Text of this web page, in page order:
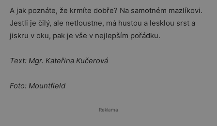
A jak poznáte, že krmíte dobře? Na samotném mazlíkovi.
Jestli je čilý, ale netloustne, má hustou a lesklou srst a
jiskru v oku, pak je vše v nejlepším pořádku.
Text: Mgr. Kateřina Kučerová
Foto: Mountfield
Reklama